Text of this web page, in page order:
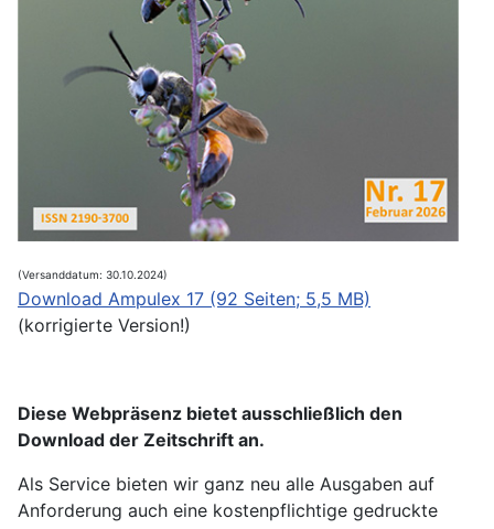
(Versanddatum: 30.10.2024)
Download Ampulex 17 (92 Seiten; 5,5 MB)
(korrigierte Version!)
Diese Webpräsenz bietet ausschließlich den
Download der Zeitschrift an.
Als Service bieten wir ganz neu alle Ausgaben auf
Anforderung auch eine kostenpflichtige gedruckte